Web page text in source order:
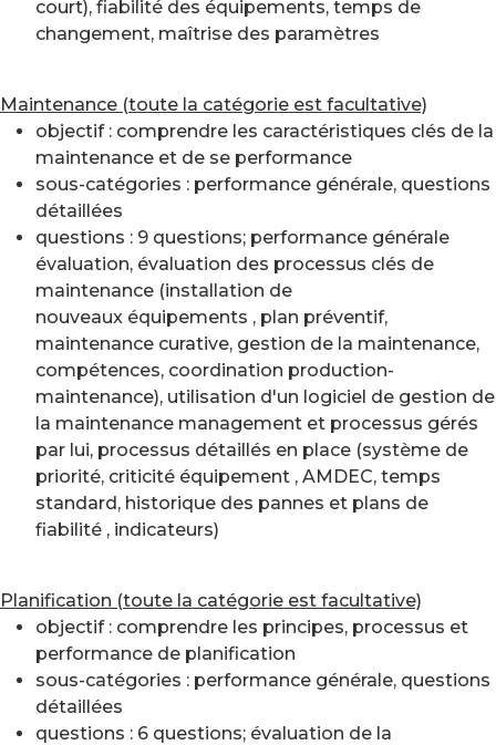
court), fiabilité des équipements, temps de
changement, maîtrise des paramètres
Maintenance (toute la catégorie est facultative)
objectif : comprendre les caractéristiques clés de la
maintenance et de se performance
sous-catégories : performance générale, questions
détaillées
questions : 9 questions; performance générale
évaluation, évaluation des processus clés de
maintenance (installation de
nouveaux équipements , plan préventif,
maintenance curative, gestion de la maintenance,
compétences, coordination production-
maintenance), utilisation d'un logiciel de gestion de
la maintenance management et processus gérés
par lui, processus détaillés en place (système de
priorité, criticité équipement , AMDEC, temps
standard, historique des pannes et plans de
fiabilité , indicateurs)
Planification (toute la catégorie est facultative)
objectif : comprendre les principes, processus et
performance de planification
sous-catégories : performance générale, questions
détaillées
questions : 6 questions; évaluation de la